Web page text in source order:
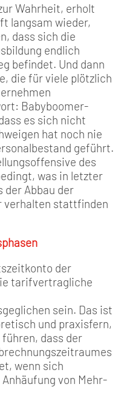
Wahrheit, erholt
langsam wieder,
dass sich die
endlich
befindet. Und dann
die für viele plötzlich
Babyboomer-
es sich nicht
hat noch nie
geführt.
des
was in letzter
der Abbau der
verhalten stattfinden
der
tarifvertragliche
sein. Das ist
und praxisfern,
dass der
wenn sich
Anhäufung von Mehr­